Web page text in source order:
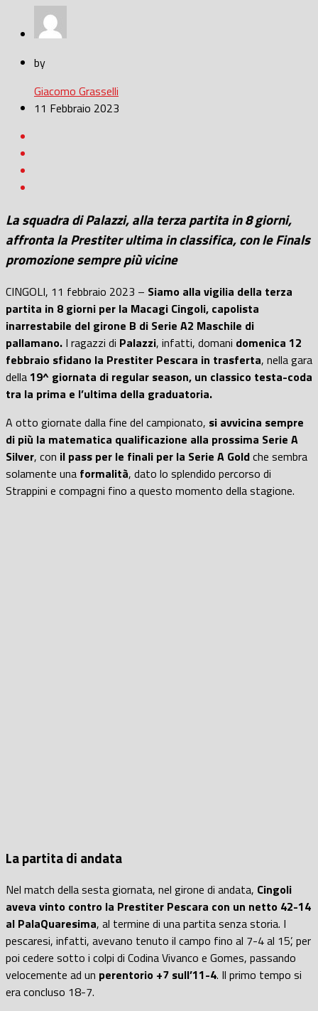
by
Giacomo Grasselli
11 Febbraio 2023
La squadra di Palazzi, alla terza partita in 8 giorni,
affronta la Prestiter ultima in classifica, con le Finals
promozione sempre più vicine
CINGOLI, 11 febbraio 2023 – Siamo alla vigilia della terza
partita in 8 giorni per la Macagi Cingoli, capolista
inarrestabile del girone B di Serie A2 Maschile di
pallamano. I ragazzi di Palazzi, infatti, domani domenica 12
febbraio sfidano la Prestiter Pescara in trasferta, nella gara
della19^ giornata di regular season, un classico testa-coda
tra la prima e l’ultima della graduatoria.
A otto giornate dalla fine del campionato, si avvicina sempre
di più la matematica qualificazione alla prossima Serie A
Silver, con il pass per le finali per la Serie A Goldche sembra
solamente una formalità, dato lo splendido percorso di
Strappini e compagni fino a questo momento della stagione.
La partita di andata
Nel match della sesta giornata, nel girone di andata, Cingoli
aveva vinto contro la Prestiter Pescara con un netto 42-14
al PalaQuaresima, al termine di una partita senza storia. I
pescaresi, infatti, avevano tenuto il campo fino al 7-4 al 15’, per
poi cedere sotto i colpi di Codina Vivanco e Gomes, passando
velocemente ad un perentorio +7 sull’11-4. Il primo tempo si
era concluso 18-7.